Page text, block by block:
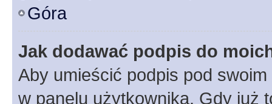
Góra
Jak dodawać podpis do
Aby umieścić podpis pod
w panelu użytkownika. Gdy już